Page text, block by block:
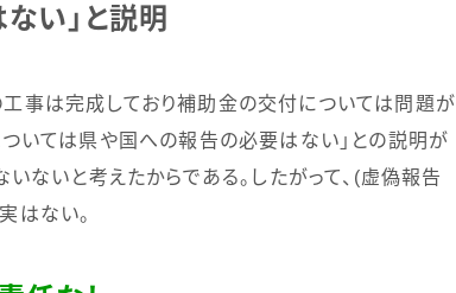
い」と説明
工事は完成しており補助金の交付については問題が
いては県や国への報告の必要はない」との説明が
ないと考えたからである。したがって、 (虚偽報告
はない。